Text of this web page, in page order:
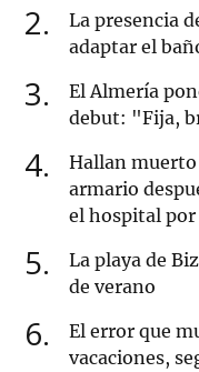
2
La presencia
adaptar el
3
El Almería
debut: "Fija,
4
Hallan
armario
el hospital
5
La playa de
de verano
6
El error que
vacaciones,